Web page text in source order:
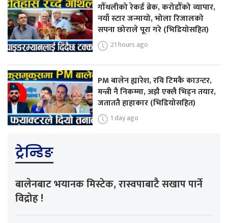
गौँथलीको रेकर्ड ब्रेक, करोडौँको व्यापार,
नयाँ स्टार जन्मायो, भोला रिजालको
सपना छोराले पूरा गरे (भिडियोसहित)
21 hours ago
PM बालेन ह्यारेश, रवि टिमकै काउन्टर,
मन्त्री नै निकम्मा, अझै एक्लै भिड्न तयार,
जताततै हाहाकार (भिडियोसहित)
1 day ago
ट्रेन्डिङ
बालेनबाट भयानक मिस्टेक, रास्वपाबाटै सखाप पार्ने
विद्रोह !